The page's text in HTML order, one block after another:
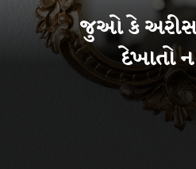
જુઓ કે
દેખાતો